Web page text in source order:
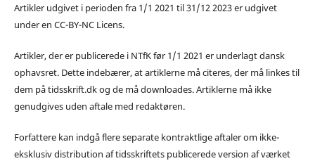
Artikler udgivet i perioden fra 1/1 2021 til 31/12 2023 er udgivet
under en CC-BY-NC Licens.
Artikler, der er publicerede i NTfK før 1/1 2021 er underlagt dansk
ophavsret. Dette indebærer, at artiklerne må citeres, der må linkes til
dem på tidsskrift.dk og de må downloades. Artiklerne må ikke
genudgives uden aftale med redaktøren.
Forfattere kan indgå flere separate kontraktlige aftaler om ikke-
eksklusiv distribution af tidsskriftets publicerede version af værket